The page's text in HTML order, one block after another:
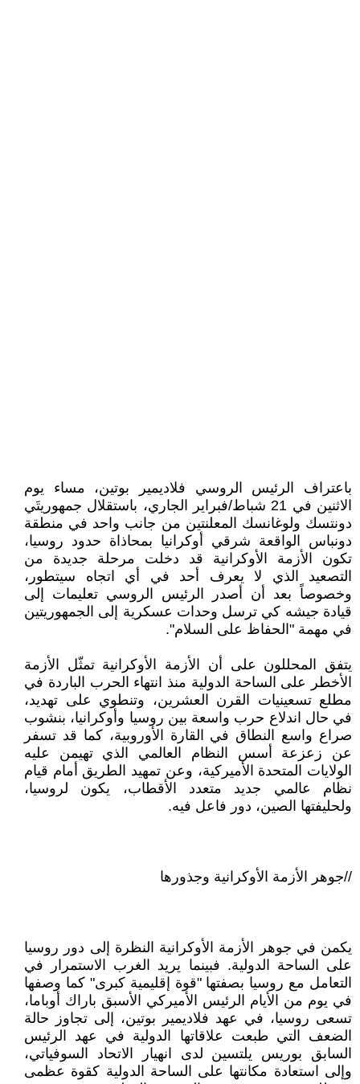
باعتراف الرئيس الروسي فلاديمير بوتين، مساء يوم
الاثنين في 21 شباط/فبراير الجاري، باستقلال جمهوريتَي
دونتسك ولوغانسك المعلنتين من جانب واحد في منطقة
دونباس الواقعة شرقي أوكرانيا بمحاذاة حدود روسيا،
تكون الأزمة الأوكرانية قد دخلت مرحلة جديدة من
التصعيد الذي لا يعرف أحد في أي اتجاه سيتطور،
وخصوصاً بعد أن أصدر الرئيس الروسي تعليمات إلى
قيادة جيشه كي ترسل وحدات عسكرية إلى الجمهوريتين
في مهمة "الحفاظ على السلام".
يتفق المحللون على أن الأزمة الأوكرانية تمثّل الأزمة
الأخطر على الساحة الدولية منذ انتهاء الحرب الباردة في
مطلع تسعينيات القرن العشرين، وتنطوي على تهديد،
في حال اندلاع حرب واسعة بين روسيا وأوكرانيا، بنشوب
صراع واسع النطاق في القارة الأوروبية، كما قد تسفر
عن زعزعة أسس النظام العالمي الذي تهيمن عليه
الولايات المتحدة الأميركية، وعن تمهيد الطريق أمام قيام
نظام عالمي جديد متعدد الأقطاب، يكون لروسيا،
ولحليفتها الصين، دور فاعل فيه.
//جوهر الأزمة الأوكرانية وجذورها
يكمن في جوهر الأزمة الأوكرانية النظرة إلى دور روسيا
على الساحة الدولية. فبينما يريد الغرب الاستمرار في
التعامل مع روسيا بصفتها "قوة إقليمية كبرى" كما وصفها
في يوم من الأيام الرئيس الأميركي الأسبق باراك أوباما،
تسعى روسيا، في عهد فلاديمير بوتين، إلى تجاوز حالة
الضعف التي طبعت علاقاتها الدولية في عهد الرئيس
السابق بوريس يلتسين لدى انهيار الاتحاد السوفياتي،
وإلى استعادة مكانتها على الساحة الدولية كقوة عظمى